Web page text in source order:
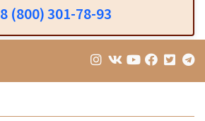
8 (800) 301-78-93